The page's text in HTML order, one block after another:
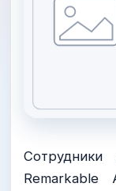
Remarkable